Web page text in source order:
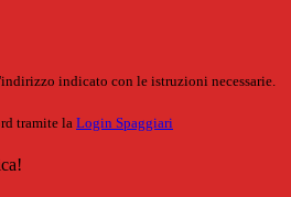
indicato con le istruzioni necessarie.
tramite la Login Spaggiari